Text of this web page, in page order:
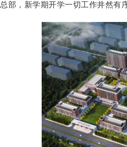
总部，新学期开学一切工作井然有序